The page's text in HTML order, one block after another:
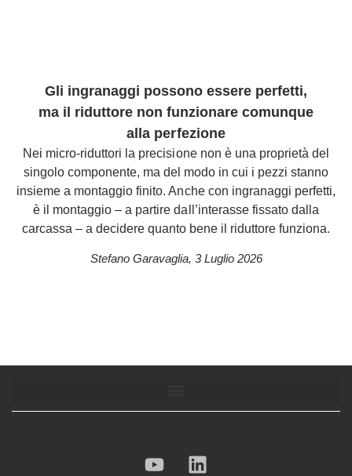
Gli ingranaggi possono essere perfetti,
ma il riduttore non funzionare comunque
alla perfezione
Nei micro-riduttori la precisione non è una proprietà del
singolo componente, ma del modo in cui i pezzi stanno
insieme a montaggio finito. Anche con ingranaggi perfetti,
è il montaggio – a partire dall’interasse fissato dalla
carcassa – a decidere quanto bene il riduttore funziona.
Stefano Garavaglia, 3 Luglio 2026